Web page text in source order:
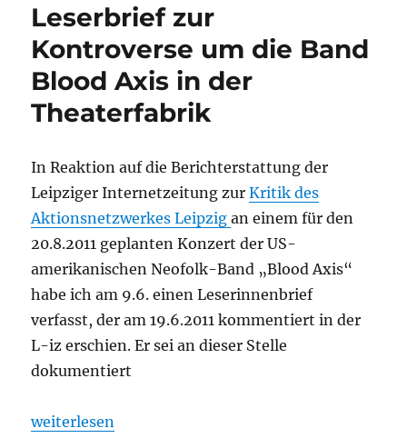
in
Leipzig
Leserbrief zur
Kontroverse um die Band
Blood Axis in der
Theaterfabrik
In Reaktion auf die Berichterstattung der
Leipziger Internetzeitung zurKritik des
Aktionsnetzwerkes Leipzigan einem für den
20.8.2011 geplanten Konzert der US-
amerikanischen Neofolk-Band „Blood Axis“
habe ich am 9.6. einen Leserinnenbrief
verfasst, der am 19.6.2011 kommentiert in der
L-iz erschien. Er sei an dieser Stelle
dokumentiert
„Leserbrief zur Kontroverse um die Band Blood
weiterlesen